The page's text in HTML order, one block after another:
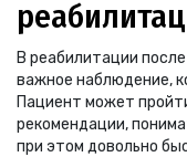
В реабилитации
важное наблюдение,
Пациент может
рекомендации,
при этом довольно